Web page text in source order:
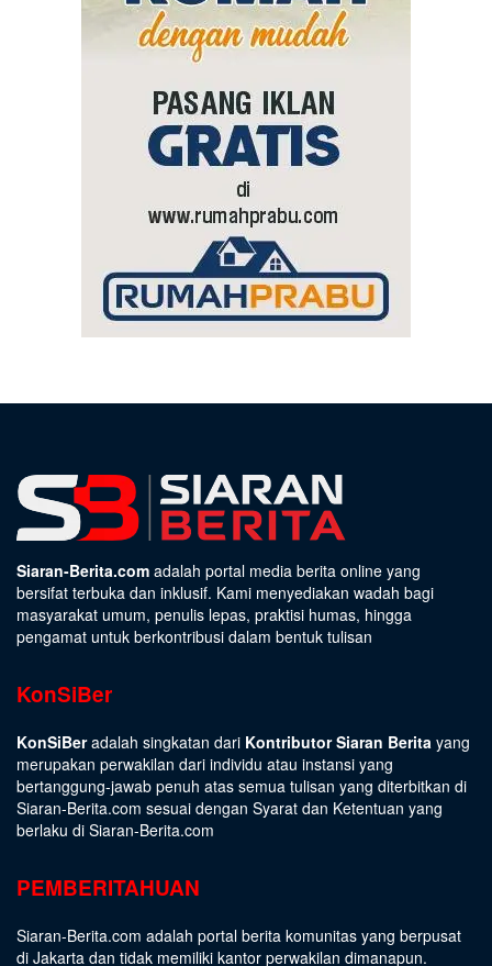
Siaran-Berita.com adalah portal media berita online yang
bersifat terbuka dan inklusif. Kami menyediakan wadah bagi
masyarakat umum, penulis lepas, praktisi humas, hingga
pengamat untuk berkontribusi dalam bentuk tulisan
KonSiBer
KonSiBeradalah singkatan dari Kontributor Siaran Berita yang
merupakan perwakilan dari individu atau instansi yang
bertanggung-jawab penuh atas semua tulisan yang diterbitkan di
Siaran-Berita.com sesuai dengan Syarat dan Ketentuan yang
berlaku di Siaran-Berita.com
PEMBERITAHUAN
Siaran-Berita.com adalah portal berita komunitas yang berpusat
di Jakarta dan tidak memiliki kantor perwakilan dimanapun.